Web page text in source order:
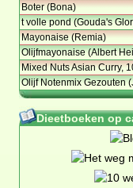
Boter (Bona)
t volle pond (Gouda's
Mayonaise (Remia)
Olijfmayonaise (Albert
Mixed Nuts Asian Curry,
Olijf Notenmix Gezouten
Dieetboeken op